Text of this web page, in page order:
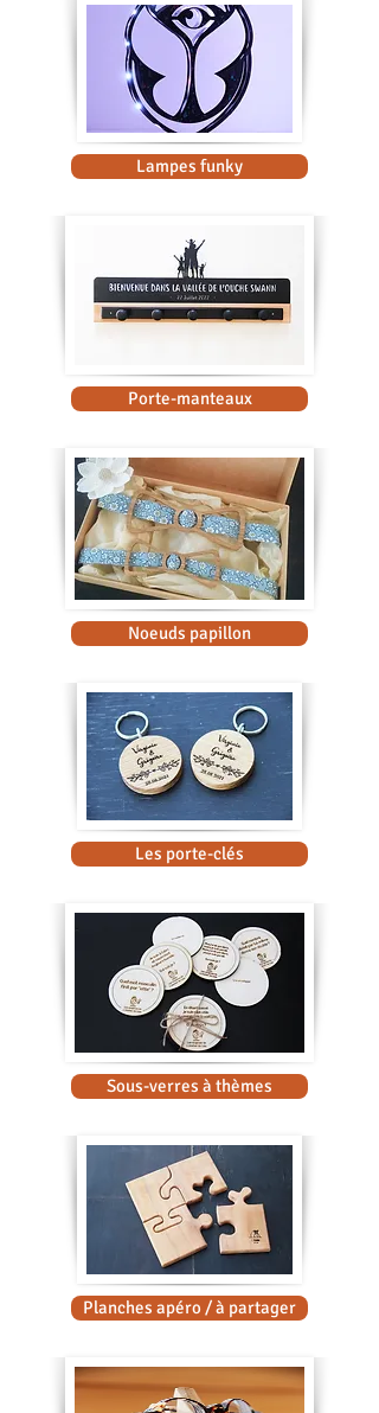
Lampes funky
Porte-manteaux
Noeuds papillon
Les porte-clés
Sous-verres à thèmes
Planches apéro / à partager